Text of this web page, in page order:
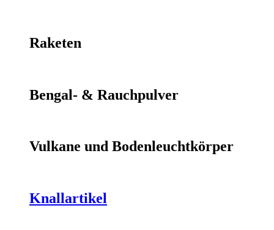
Raketen
Bengal- & Rauchpulver
Vulkane und Bodenleuchtkörper
Knallartikel